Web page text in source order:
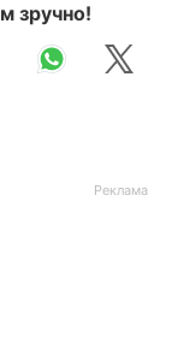
зручно!